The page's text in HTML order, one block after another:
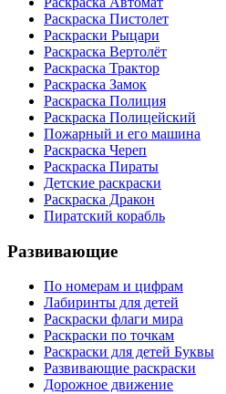
Раскраска Пистолет
Раскраски Рыцари
Раскраска Вертолёт
Раскраска Трактор
Раскраска Замок
Раскраска Полиция
Раскраска Полицейский
Пожарный и его машина
Раскраска Череп
Раскраска Пираты
Детские раскраски
Раскраска Дракон
Пиратский корабль
Развивающие
По номерам и цифрам
Лабиринты для детей
Раскраски флаги мира
Раскраски по точкам
Раскраски для детей Буквы
Развивающие раскраски
Дорожное движение